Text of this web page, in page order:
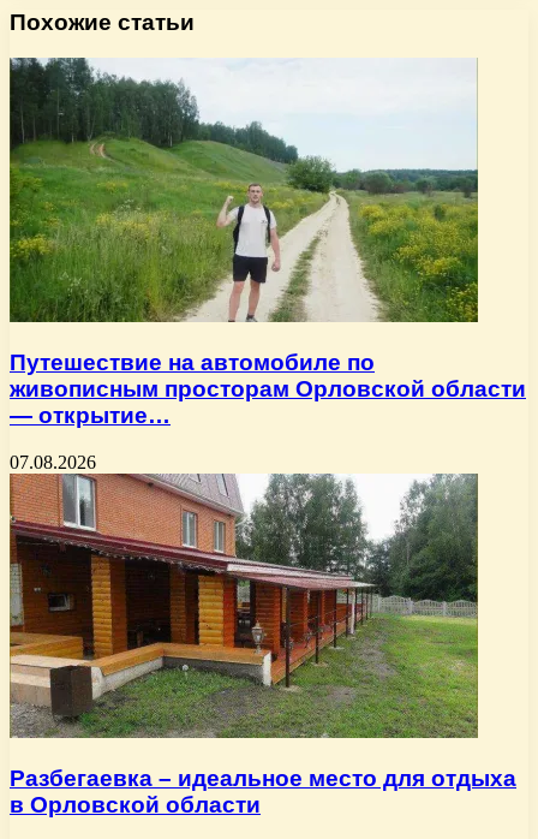
Похожие статьи
Путешествие на автомобиле по
живописным просторам Орловской области
— открытие…
07.08.2026
Разбегаевка – идеальное место для отдыха
в Орловской области